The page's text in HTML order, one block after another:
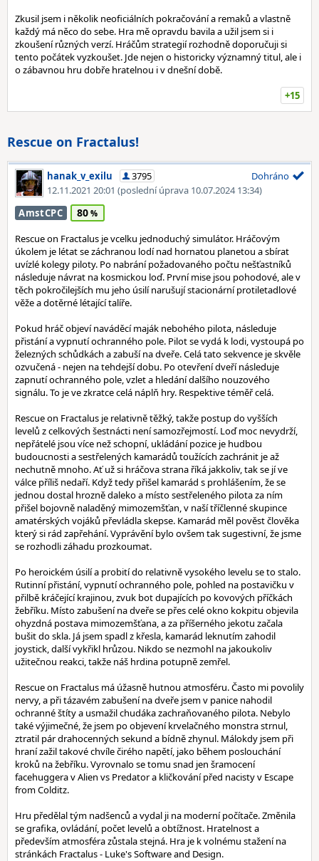
Zkusil jsem i několik neoficiálních pokračování a remaků a vlastně
každý má něco do sebe. Hra mě opravdu bavila a užil jsem si i
zkoušení různých verzí. Hráčům strategií rozhodně doporučuji si
tento počátek vyzkoušet. Jde nejen o historicky významný titul, ale i
o zábavnou hru dobře hratelnou i v dnešní době.
+15
Rescue on Fractalus!
hanak_v_exilu
3795
12.11.2021 20:01 (poslední úprava 10.07.2024 13:34)
Dohráno
AmstCPC 80
Rescue on Fractalus je vcelku jednoduchý simulátor. Hráčovým
úkolem je létat se záchranou lodí nad hornatou planetou a sbírat
uvízlé kolegy piloty. Po nabrání požadovaného počtu nešťastníků
následuje návrat na kosmickou loď. První mise jsou pohodové, ale v
těch pokročilejších mu jeho úsilí narušují stacionární protiletadlové
věže a dotěrné létající talíře.
Pokud hráč objeví naváděcí maják nebohého pilota, následuje
přistání a vypnutí ochranného pole. Pilot se vydá k lodi, vystoupá po
železných schůdkách a zabuší na dveře. Celá tato sekvence je skvěle
ozvučená - nejen na tehdejší dobu. Po otevření dveří následuje
zapnutí ochranného pole, vzlet a hledání dalšího nouzového
signálu. To je ve zkratce celá náplň hry. Respektive téměř celá.
Rescue on Fractalus je relativně těžký, takže postup do vyšších
levelů z celkových šestnácti není samozřejmostí. Loď moc nevydrží,
nepřátelé jsou více než schopní, ukládání pozice je hudbou
budoucnosti a sestřelených kamarádů toužících zachránit je až
nechutně mnoho. Ať už si hráčova strana říká jakkoliv, tak se jí ve
válce příliš nedaří. Když tedy přišel kamarád s prohlášením, že se
jednou dostal hrozně daleko a místo sestřeleného pilota za ním
přišel bojovně naladěný mimozemšťan, v naší tříčlenné skupince
amatérských vojáků převládla skepse. Kamarád měl pověst člověka
který si rád zapřehání. Vyprávění bylo ovšem tak sugestivní, že jsme
se rozhodli záhadu prozkoumat.
Po heroickém úsilí a probití do relativně vysokého levelu se to stalo.
Rutinní přistání, vypnutí ochranného pole, pohled na postavičku v
přilbě kráčející krajinou, zvuk bot dupajících po kovových příčkách
žebříku. Místo zabušení na dveře se přes celé okno kokpitu objevila
ohyzdná postava mimozemšťana, a za příšerného jekotu začala
bušit do skla. Já jsem spadl z křesla, kamarád leknutím zahodil
joystick, další vykřikl hrůzou. Nikdo se nezmohl na jakoukoliv
užitečnou reakci, takže náš hrdina potupně zemřel.
Rescue on Fractalus má úžasně hutnou atmosféru. Často mi povolily
nervy, a při tázavém zabušení na dveře jsem v panice nahodil
ochranné štíty a usmažil chudáka zachraňovaného pilota. Nebylo
také výjimečné, že jsem po objevení krvelačného monstra strnul,
ztratil pár drahocenných sekund a bídně zhynul. Málokdy jsem při
hraní zažil takové chvíle čirého napětí, jako během poslouchání
kroků na žebříku. Vyrovnalo se tomu snad jen šramocení
facehuggera v Alien vs Predator a kličkování před nacisty v Escape
from Colditz.
Hru předělal tým nadšenců a vydal ji na moderní počítače. Změnila
se grafika, ovládání, počet levelů a obtížnost. Hratelnost a
především atmosféra zůstala stejná. Hra je k volnému stažení na
stránkách Fractalus - Luke's Software and Design.